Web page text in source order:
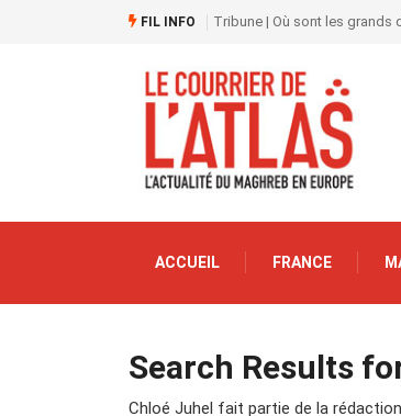
FIL INFO Tribune | Où sont les grands
ACCUEIL FRANCE
Search Results
Chloé Juhel fait partie de la